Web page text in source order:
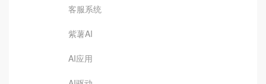
客服系统
紫薯AI
AI应用